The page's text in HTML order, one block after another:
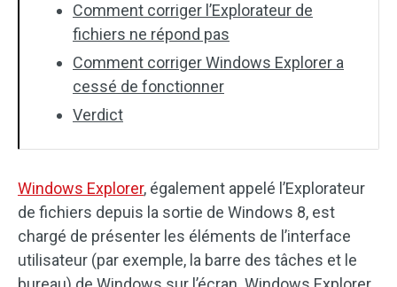
Comment corriger l’Explorateur de
fichiers ne répond pas
Comment corriger Windows Explorer a
cessé de fonctionner
Verdict
Windows Explorer, également appelé l’Explorateur
de fichiers depuis la sortie de Windows 8, est
chargé de présenter les éléments de l’interface
utilisateur (par exemple, la barre des tâches et le